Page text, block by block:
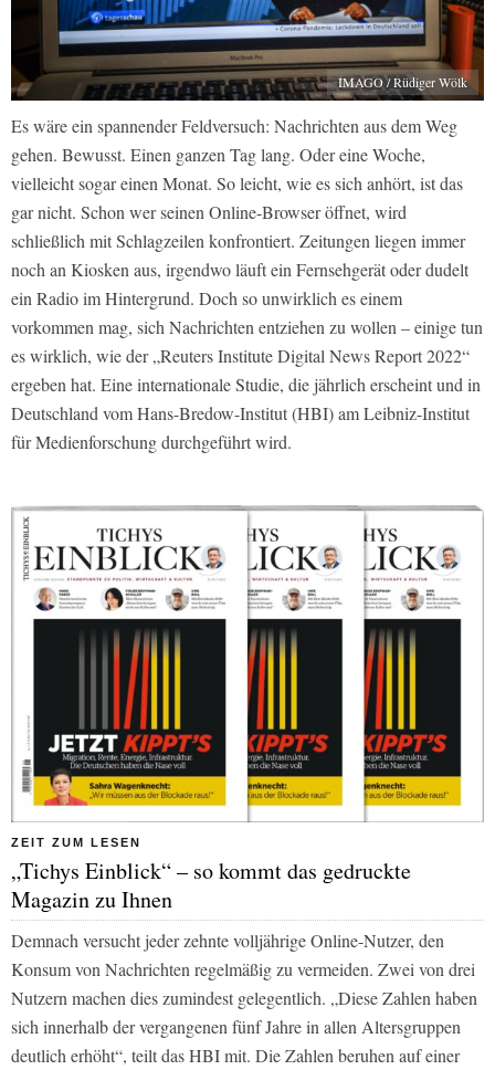
IMAGO / Rüdiger Wölk
Es wäre ein spannender Feldversuch: Nachrichten aus dem Weg
gehen. Bewusst. Einen ganzen Tag lang. Oder eine Woche,
vielleicht sogar einen Monat. So leicht, wie es sich anhört, ist das
gar nicht. Schon wer seinen Online-Browser öffnet, wird
schließlich mit Schlagzeilen konfrontiert. Zeitungen liegen immer
noch an Kiosken aus, irgendwo läuft ein Fernsehgerät oder dudelt
ein Radio im Hintergrund. Doch so unwirklich es einem
vorkommen mag, sich Nachrichten entziehen zu wollen – einige tun
es wirklich, wie der „Reuters Institute Digital News Report 2022“
ergeben hat. Eine internationale Studie, die jährlich erscheint und in
Deutschland vom Hans-Bredow-Institut (HBI) am Leibniz-Institut
für Medienforschung durchgeführt wird.
ZEIT ZUM LESEN
„Tichys Einblick“ – so kommt das gedruckte
Magazin zu Ihnen
Demnach versucht jeder zehnte volljährige Online-Nutzer, den
Konsum von Nachrichten regelmäßig zu vermeiden. Zwei von drei
Nutzern machen dies zumindest gelegentlich. „Diese Zahlen haben
sich innerhalb der vergangenen fünf Jahre in allen Altersgruppen
deutlich erhöht“, teilt das HBI mit. Die Zahlen beruhen auf einer